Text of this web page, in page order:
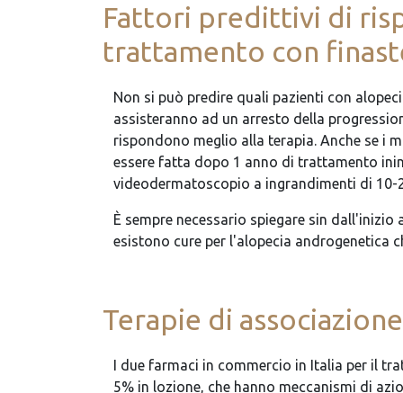
Fattori predittivi di
trattamento con
Non si può predire quali pazienti con
assisteranno ad un arresto della
rispondono meglio alla terapia. Anche se i
essere fatta dopo 1 anno di trattamento
videodermatoscopio a ingrandimenti di 10-
È sempre necessario spiegare sin
esistono cure per l'alopecia androgenetica
Terapie di associazione
I due farmaci in commercio in Italia per il
5% in lozione, che hanno meccanismi di